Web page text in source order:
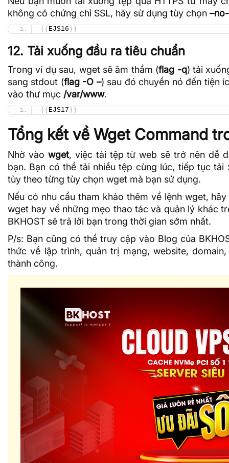
không có chứng chỉ SSL, hãy sử dụng tùy chọn
{{ EJS16 }}
12. Tải xuống đầu ra tiêu chuẩn
Trong ví dụ sau, wget sẽ âm thầm (flag -q) tải
sang stdout (flag -O –) sau đó chuyển nó đến tiện
vào thư mục /var/www.
{{ EJS17 }}
Tổng kết về Wget Command
Nhờ vào wget, việc tải tệp từ web sẽ trở nên dễ
bạn. Bạn có thể tải nhiều tệp cùng lúc, tiếp tục
tùy theo từng tùy chọn wget mà bạn sử dụng.
Nếu có nhu cầu tham khảo thêm về lệnh wget,
wget hay về những mẹo thao tác và quản lý khác
BKHOST sẽ trả lời bạn trong thời gian sớm nhất.
P/s: Bạn cũng có thể truy cập vào Blog của
thức về lập trình, quản trị mạng, website,
thành công.